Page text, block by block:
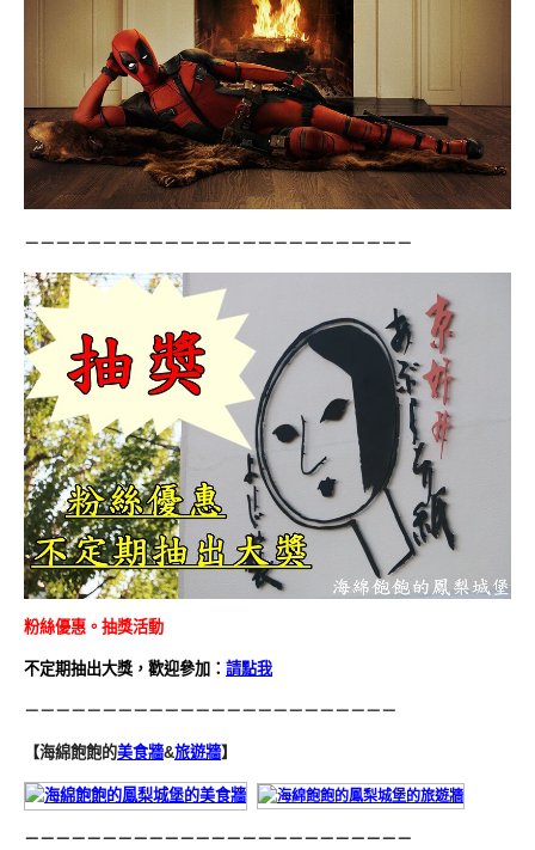
－－－－－－－－－－－－－－－－－－－－－－－－－
粉絲優惠。抽獎活動
不定期抽出大獎，歡迎參加： 請點我
－－－－－－－－－－－－－－－－－－－－－－－－
【海綿飽飽的美食牆&旅遊牆】
－－－－－－－－－－－－－－－－－－－－－－－－－